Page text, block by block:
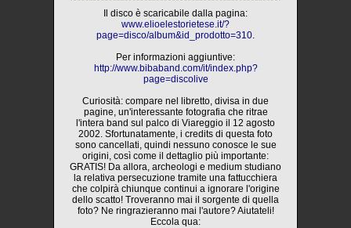
Il disco è scaricabile dalla pagina:
www.elioelestorietese.it/?
page=disco/album&id_prodotto=310.
Per informazioni aggiuntive:
http://www.bibaband.com/it/index.php?
page=discolive
Curiosità: compare nel libretto, divisa in due
pagine, un'interessante fotografia che ritrae
l'intera band sul palco di Viareggio il 12 agosto
2002. Sfortunatamente, i credits di questa foto
sono cancellati, quindi nessuno conosce le sue
origini, così come il dettaglio più importante:
GRATIS! Da allora, archeologi e medium studiano
la relativa persecuzione tramite una fattucchiera
che colpirà chiunque continui a ignorare l'origine
dello scatto! Troveranno mai il sorgente di quella
foto? Ne ringrazieranno mai l'autore? Aiutateli!
Eccola qua: